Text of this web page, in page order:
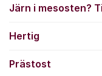
Järn i mesosten?
Hertig
Prästost